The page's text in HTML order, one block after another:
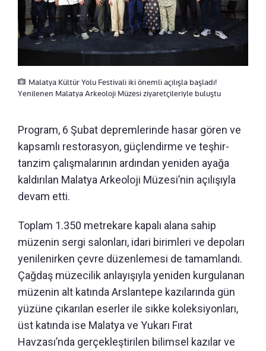
Malatya Kültür Yolu Festivali iki önemli açılışla başladı!
Yenilenen Malatya Arkeoloji Müzesi ziyaretçileriyle buluştu
Program, 6 Şubat depremlerinde hasar gören ve
kapsamlı restorasyon, güçlendirme ve teşhir-
tanzim çalışmalarının ardından yeniden ayağa
kaldırılan Malatya Arkeoloji Müzesi’nin açılışıyla
devam etti.
Toplam 1.350 metrekare kapalı alana sahip
müzenin sergi salonları, idari birimleri ve depoları
yenilenirken çevre düzenlemesi de tamamlandı.
Çağdaş müzecilik anlayışıyla yeniden kurgulanan
müzenin alt katında Arslantepe kazılarında gün
yüzüne çıkarılan eserler ile sikke koleksiyonları,
üst katında ise Malatya ve Yukarı Fırat
Havzası’nda gerçekleştirilen bilimsel kazılar ve